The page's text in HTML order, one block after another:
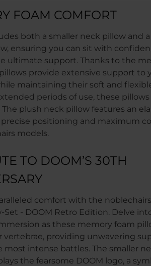
FOAM COMFORT
both a smaller neck pillow and
ensuring you can sit with
ultimate support. Thanks to the
provide extensive support to
maintaining their soft and
periods of use, these
plush neck pillow features an
positioning and maximum
models.
TO DOOM’S 30TH
comfort with the
Set - DOOM Retro Edition. Delve
as these memory foam
vertebrae, providing unwavering
intense battles. The smaller
the fearsome DOOM logo, a